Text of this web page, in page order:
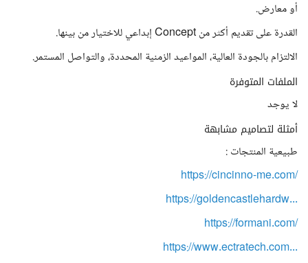
أو معارض.
القدرة على تقديم أكثر من Concept إبداعي للاختيار من بينها.
الالتزام بالجودة العالية، المواعيد الزمنية المحددة، والتواصل المستمر.
الملفات المتوفرة
لا يوجد
أمثلة لتصاميم مشابهة
طبيعية المنتجات :
https://cincinno-me.com/
https://goldencastlehardw...
https://formani.com/
https://www.ectratech.com...